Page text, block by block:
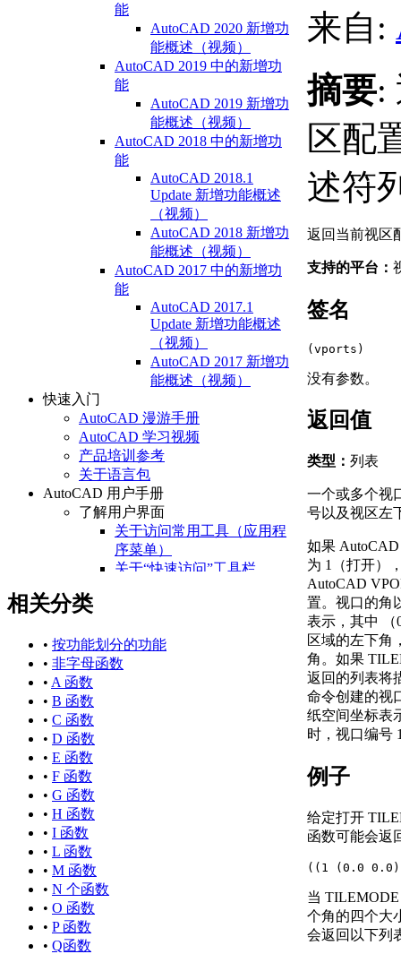
能
AutoCAD 2020 新增功
能概述（视频）
AutoCAD 2019 中的新增功
能
AutoCAD 2019 新增功
能概述（视频）
AutoCAD 2018 中的新增功
能
AutoCAD 2018.1
Update 新增功能概述
（视频）
AutoCAD 2018 新增功
能概述（视频）
AutoCAD 2017 中的新增功
能
AutoCAD 2017.1
Update 新增功能概述
（视频）
AutoCAD 2017 新增功
能概述（视频）
快速入门
AutoCAD 漫游手册
AutoCAD 学习视频
产品培训参考
关于语言包
AutoCAD 用户手册
了解用户界面
关于访问常用工具（应用程
序菜单）
关于“快速访问”工具栏
关于快捷菜单
设置绘图环境
管理图形和其他文件
相关分类
• 按功能划分的功能
• 非字母函数
• A 函数
• B 函数
• C 函数
• D 函数
• E 函数
• F 函数
• G 函数
• H 函数
• I 函数
• L 函数
• M 函数
• N 个函数
• O 函数
• P 函数
• Q函数
来自:
摘要:
区配
述符
返回当前视区
支持的平台：
签名
(vports)
没有参数。
返回值
类型： 列表
一个或多个视
号以及视区左
如果
为 1（打开）
AutoCAD
置。视口的角
表示，其中 （
区域的左下角
角。如果
返回的列表将
命令创建的视
纸空间坐标表
时，视口编号
例子
给定打开
函数可能会返
((1 (0.0
当
个角的四个大
会返回以下列